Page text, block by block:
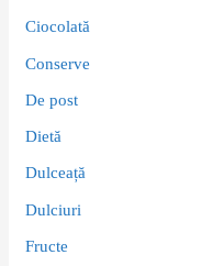
Ciocolată
Conserve
De post
Dietă
Dulceață
Dulciuri
Fructe